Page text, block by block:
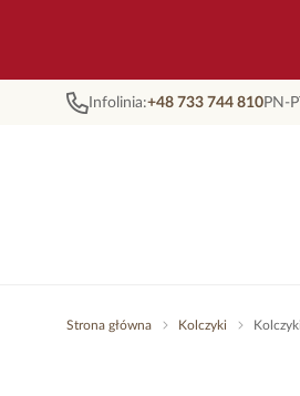
Infolinia:+48 733 744 810PN-
Strona główna Kolczyki